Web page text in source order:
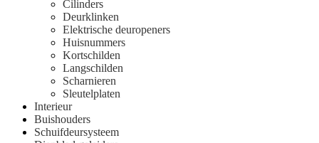
Cilinders
Deurklinken
Elektrische deuropeners
Huisnummers
Kortschilden
Langschilden
Scharnieren
Sleutelplaten
Interieur
Buishouders
Schuifdeursysteem